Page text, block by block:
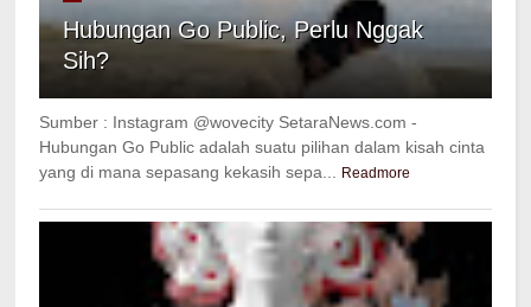
Hubungan Go Public, Perlu Nggak
Sih?
Sumber : Instagram @wovecity SetaraNews.com -
Hubungan Go Public adalah suatu pilihan dalam kisah cinta
yang di mana sepasang kekasih sepa...
Readmore